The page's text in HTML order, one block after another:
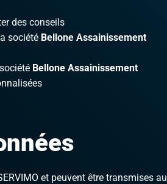
des conseils
société Bellone Assainissement
Bellone Assainissement
et peuvent être transmises